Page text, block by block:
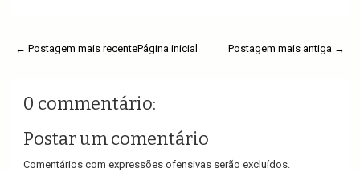
← Postagem mais recente Postagem mais antiga →
Página inicial
0 commentário:
Postar um comentário
Comentários com expressões ofensivas serão excluídos.